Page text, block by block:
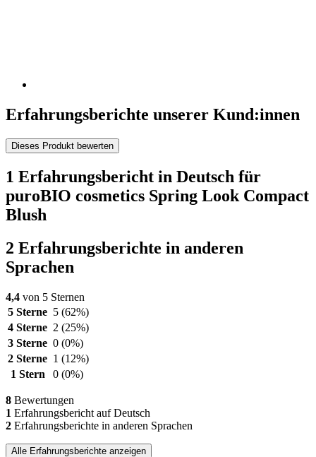
Erfahrungsberichte unserer Kund:innen
Dieses Produkt bewerten
1 Erfahrungsbericht in Deutsch für
puroBIO cosmetics Spring Look Compact
Blush
2 Erfahrungsberichte in anderen
Sprachen
4,4 von 5 Sternen
5 Sterne 5 (62%)
4 Sterne 2 (25%)
3 Sterne 0 (0%)
2 Sterne 1 (12%)
1 Stern
0 (0%)
8 Bewertungen
1 Erfahrungsbericht auf Deutsch
2 Erfahrungsberichte in anderen Sprachen
Alle Erfahrungsberichte anzeigen